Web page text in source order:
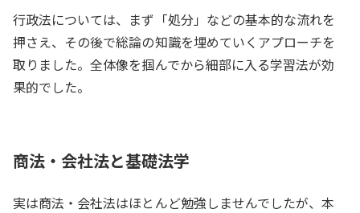
行政法については、まず「処分」などの基本的な流れを
押さえ、その後で総論の知識を埋めていくアプローチを
取りました。全体像を掴んでから細部に入る学習法が効
果的でした。
商法・会社法と基礎法学
実は商法・会社法はほとんど勉強しませんでしたが、本